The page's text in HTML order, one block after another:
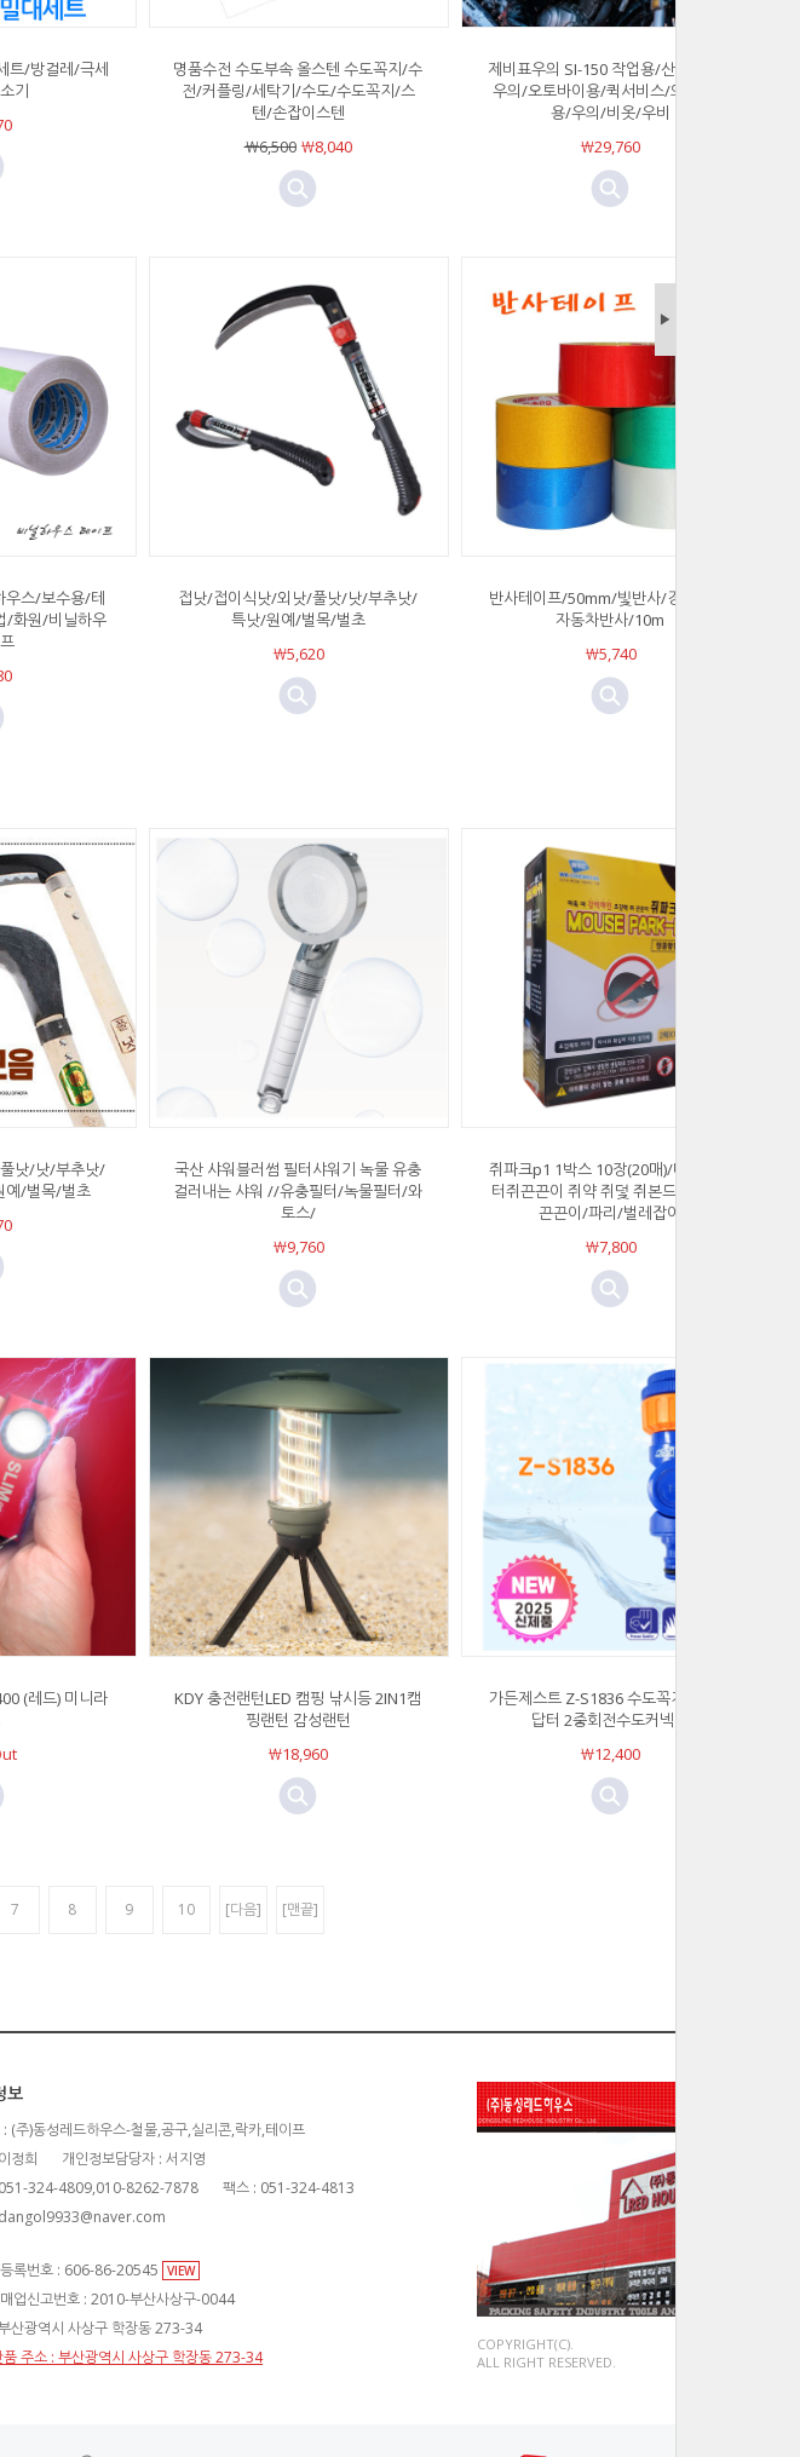
▶
트/방걸레/극세
기
명품수전 수도부속 올스텐 수도꼭지/수
전/커플링/세탁기/수도/수도꼭지/스
텐/손잡이스텐
￦6,500￦8,040
제비표우의 SI-150 작업용/산업용안전
우의/오토바이용/퀵서비스/외부업무
용/우의/비옷/우비
￦29,760
우스/보수용/테
/화원/비닐하우
접낫/접이식낫/외낫/풀낫/낫/부추낫/
특낫/원예/벌목/벌초
￦5,620
반사테이프/50mm/빛반사/경계반사/
자동차반사/10m
￦5,740
낫/낫/부추낫/
예/벌목/벌초
국산 샤워블러썸 필터샤워기 녹물 유충
걸러내는 샤워 //유충필터/녹물필터/와
토스/
￦9,760
쥐파크p1 1박스 10장(20매)/마우스헌
터쥐끈끈이 쥐약 쥐덫 쥐본드 쥐잡이/
끈끈이/파리/벌레잡이
￦7,800
(레드) 미니라
KDY 충전랜턴LED 캠핑 낚시등 2IN1캠
핑랜턴 감성랜턴
￦18,960
가든제스트 Z-S1836 수도꼭지연결 아
답터 2중회전수도커넥터
￦12,400
7 8 9 10 [다음] [맨끝]
보
: (주)동성레드하우스-철물,공구,실리콘,락카,테이프
정희
개인정보담당자 : 서지영
324-4809,010-8262-7878
팩스 : 051-324-4813
록번호 : 606-86-20545 VIEW
업신고번호 : 2010-부산사상구-0044
산광역시 사상구 학장동 273-34
품 주소 : 부산광역시 사상구 학장동 273-34
COPYRIGHT(C).
ALL RIGHT RESERVED.